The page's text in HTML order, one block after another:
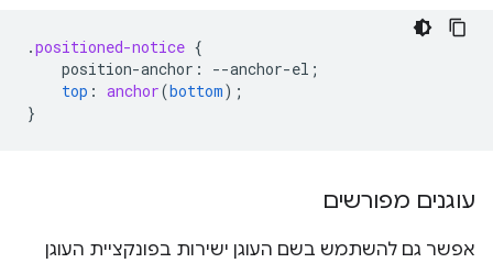
.positioned-notice {
position-anchor : --anchor-el ;
top : anchor(bottom);
}
עוגנים מפורשים
אפשר גם להשתמש בשם העוגן ישירות בפונקציית העוגן